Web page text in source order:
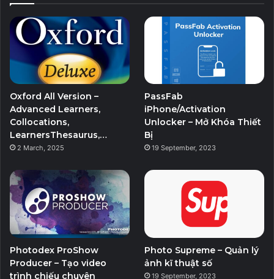
Oxford All Version –
Advanced Learners,
Collocations,
LearnersThesaurus,…
2 March, 2025
PassFab
iPhone/Activation
Unlocker – Mở Khóa Thiết
Bị
19 September, 2023
Photodex ProShow
Producer – Tạo video
trình chiếu chuyên
Photo Supreme – Quản lý
ảnh kĩ thuật số
19 September, 2023